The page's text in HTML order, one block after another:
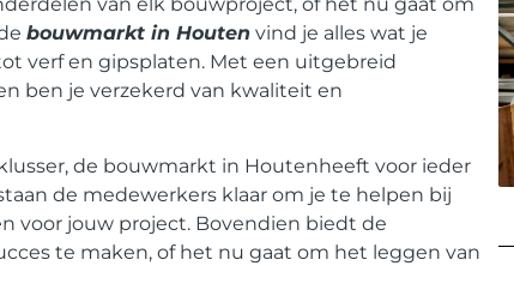
bouwmarkt in Houten vind je alles wat je
verf en gipsplaten. Met een uitgebreid
ben je verzekerd van kwaliteit en
de bouwmarkt in Houtenheeft voor ieder
de medewerkers klaar om je te helpen bij
voor jouw project. Bovendien biedt de
te maken, of het nu gaat om het leggen van